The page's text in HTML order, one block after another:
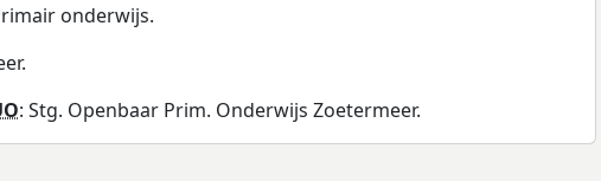
onderwijs.
: Stg. Openbaar Prim. Onderwijs Zoetermeer.